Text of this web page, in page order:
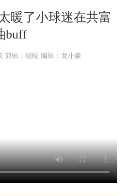
暖了小球迷在共富
buff
龙港新闻客户端 拍摄： 王炫 剪辑：绍昭 编辑：龙小豪